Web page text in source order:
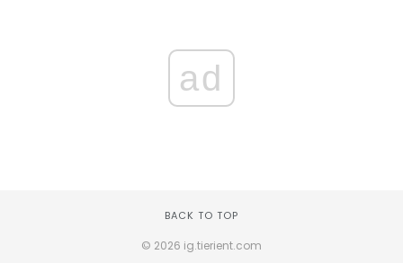
ad
BACK TO TOP
© 2026 ig.tierient.com